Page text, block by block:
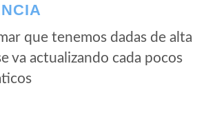
que tenemos dadas de alta
va actualizando cada pocos